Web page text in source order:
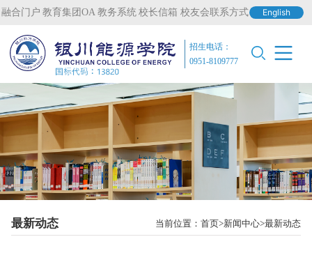
融合门户 教育集团OA 教务系统 校长信箱 校友会联系方式 English
招生电话：
0951-8109777
最新动态 当前位置：首页 新闻中心 最新动态